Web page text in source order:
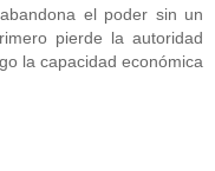
el poder sin un
pierde la autoridad
la capacidad económica